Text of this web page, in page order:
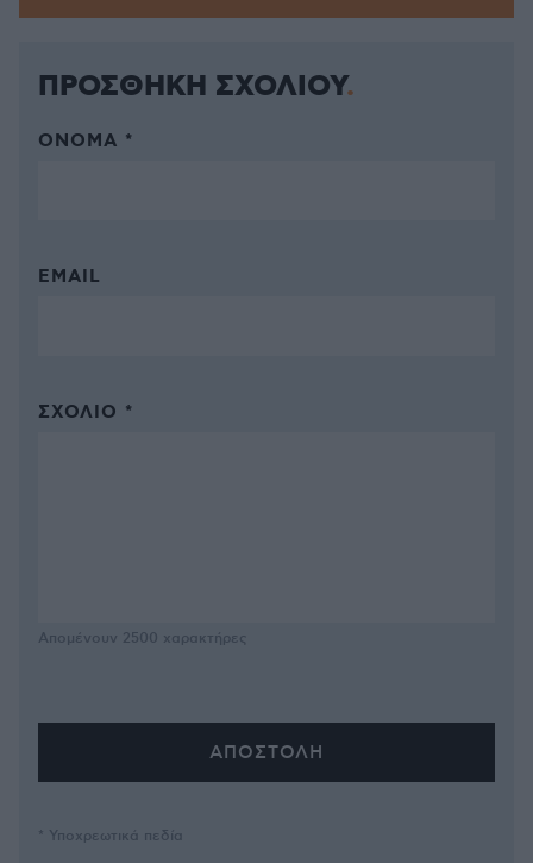
ΠΡΟΣΘΗΚΗ ΣΧΟΛΙΟΥ
ΌΝΟΜΑ *
EMAIL
ΣΧΌΛΙΟ *
Απομένουν 2500 χαρακτήρες
* Υποχρεωτικά πεδία